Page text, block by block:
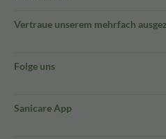
Vertraue unserem mehrfach
Folge uns
Sanicare App